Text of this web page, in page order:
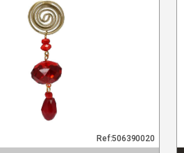
Ref:506390020